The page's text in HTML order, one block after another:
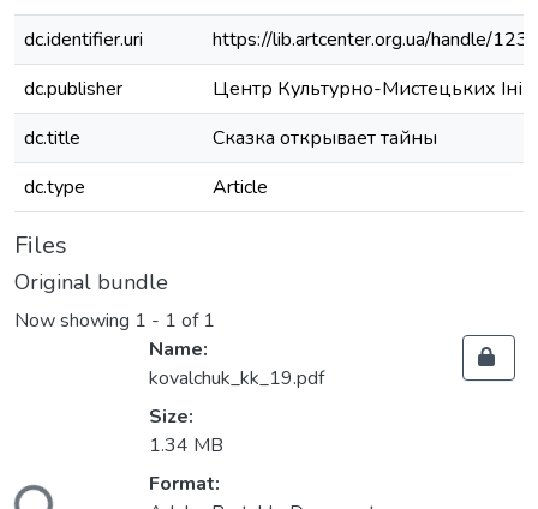
dc.identifier.uri
https://lib.artcenter.org.ua/handle/
dc.publisher
Центр Культурно-Мистецьких
dc.title
Сказка открывает тайны
dc.type
Article
Files
Original bundle
Now showing 1 - 1 of 1
Name:
kovalchuk_kk_19.pdf
Size:
1.34 MB
Format: